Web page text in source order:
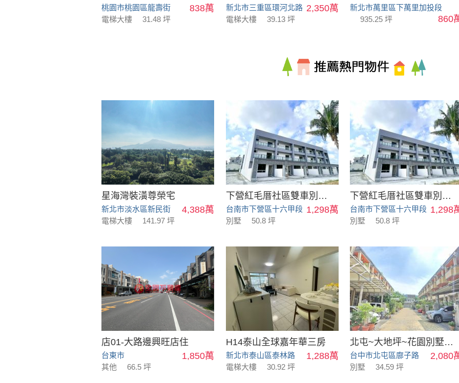
桃園市桃園區龍壽街 838萬
電梯大樓 31.48 坪
新北市三重區環河北路 2,350萬
電梯大樓 39.13 坪
新北市萬里區下萬里加投段
860
935.25 坪
星海灣裝潢尊榮宅
新北市淡水區新民街 4,388萬
電梯大樓 141.97 坪
下營紅毛厝社區雙車別墅_B3
台南市下營區十六甲段 1,298萬
別墅 50.8 坪
下營紅毛厝社區雙車別墅_B1
台南市下營區十六甲段 1,298
別墅 50.8 坪
店01-大路邊興旺店住
台東市 1,850萬
其他 66.5 坪
H14泰山全球嘉年華三房
新北市泰山區泰林路 1,288萬
電梯大樓 30.92 坪
北屯~大地坪~花園別墅~皇佳別墅~
台中市北屯區廍子路 2,080
別墅 34.59 坪